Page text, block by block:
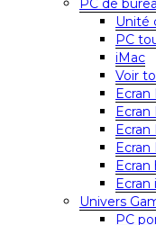
PC de
Unité
PC
iMac
Voir
Ecran
Ecran
Ecran
Ecran
Ecran
Univers
PC